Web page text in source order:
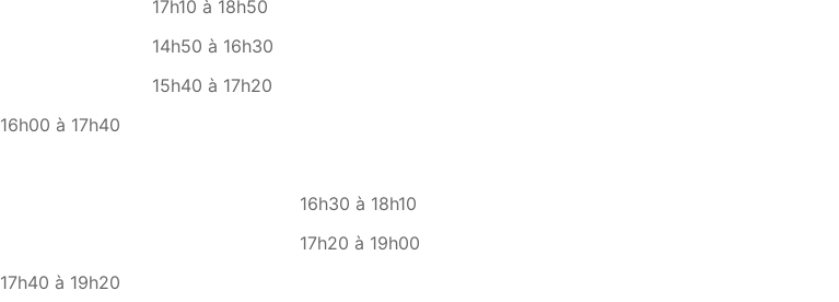
17h10 à 18h50
14h50 à 16h30
15h40 à 17h20
16h00 à 17h40
16h30 à 18h10
17h20 à 19h00
17h40 à 19h20